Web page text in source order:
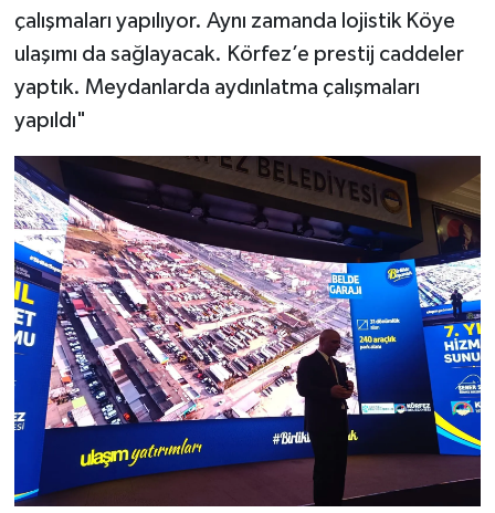
çalışmaları yapılıyor. Aynı zamanda lojistik Köye
ulaşımı da sağlayacak. Körfez’e prestij caddeler
yaptık. Meydanlarda aydınlatma çalışmaları
yapıldı"